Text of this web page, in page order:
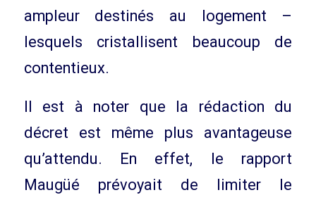
ampleur destinés au logement –
lesquels cristallisent beaucoup de
contentieux.
Il est à noter que la rédaction du
décret est même plus avantageuse
qu’attendu. En effet, le rapport
Maugüé prévoyait de limiter le